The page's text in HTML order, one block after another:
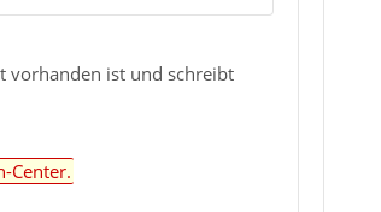
vorhanden ist und schreibt
Center.